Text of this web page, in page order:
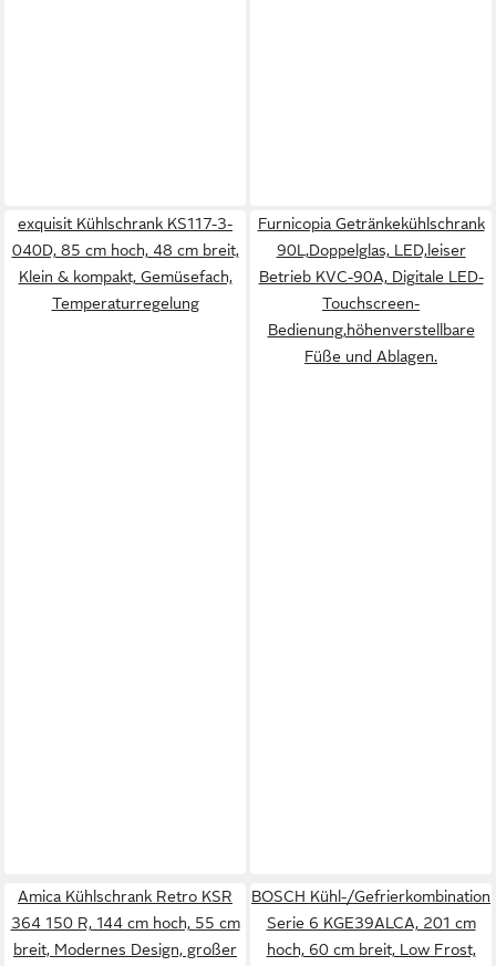
exquisit Kühlschrank KS117-3-
040D, 85 cm hoch, 48 cm breit,
Klein & kompakt, Gemüsefach,
Temperaturregelung
Furnicopia Getränkekühlschrank
90L,Doppelglas, LED,leiser
Betrieb KVC-90A, Digitale LED-
Touchscreen-
Bedienung,höhenverstellbare
Füße und Ablagen.
Amica Kühlschrank Retro KSR
364 150 R, 144 cm hoch, 55 cm
breit, Modernes Design, großer
BOSCH Kühl-/Gefrierkombination
Serie 6 KGE39ALCA, 201 cm
hoch, 60 cm breit, Low Frost,